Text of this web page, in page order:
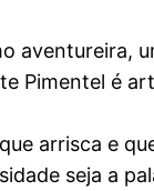
aventureira,
Pimentel é
arrisca e
seja a